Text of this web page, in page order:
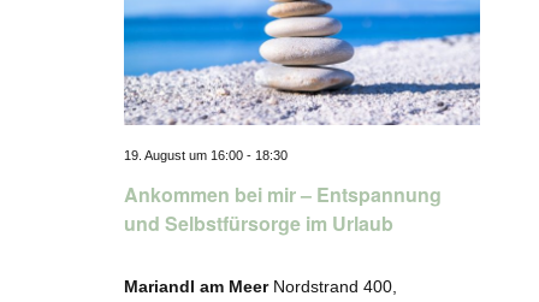
Ankommen bei mir – Entspannung
und Selbstfürsorge im Urlaub
19. August um 16:00 - 18:30
Mariandl am Meer Nordstrand 400,